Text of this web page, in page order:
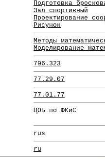
Подготовка
Зал спортивный
Проектирование
Рисунок
Методы
Моделирование
796.323
77.29.07
77.01.77
ЦОБ по ФКиС
rus
ru